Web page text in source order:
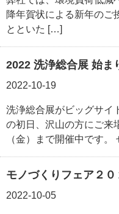
降年賀状による新年のご
とといた […]
2022 洗浄総合展 始ま
2022-10-19
洗浄総合展がビッグサイ
の初日、沢山の方にご来
（金）まで開催中です。
モノづくりフェア２０
2022-10-05